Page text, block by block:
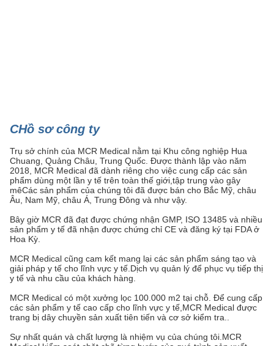
CHồ sơ công ty
Trụ sở chính của MCR Medical nằm tại Khu công nghiệp Hua
Chuang, Quảng Châu, Trung Quốc. Được thành lập vào năm
2018, MCR Medical đã dành riêng cho việc cung cấp các sản
phẩm dùng một lần y tế trên toàn thế giới,tập trung vào gây
mêCác sản phẩm của chúng tôi đã được bán cho Bắc Mỹ, châu
Âu, Nam Mỹ, châu Á, Trung Đông và như vậy.
Bây giờ MCR đã đạt được chứng nhận GMP, ISO 13485 và nhiều
sản phẩm y tế đã nhận được chứng chỉ CE và đăng ký tại FDA ở
Hoa Kỳ.
MCR Medical cũng cam kết mang lại các sản phẩm sáng tạo và
giải pháp y tế cho lĩnh vực y tế.Dịch vụ quản lý để phục vụ tiếp thị
y tế và nhu cầu của khách hàng.
MCR Medical có một xưởng lọc 100.000 m2 tại chỗ. Để cung cấp
các sản phẩm y tế cao cấp cho lĩnh vực y tế,MCR Medical được
trang bị dây chuyền sản xuất tiên tiến và cơ sở kiểm tra..
Sự nhất quán và chất lượng là nhiệm vụ của chúng tôi.MCR